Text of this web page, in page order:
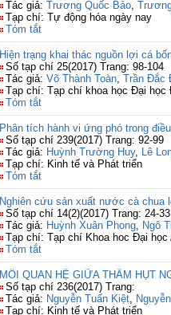
Tác giả: Trương Quốc Bảo,
Tạp chí: Tự động hóa ngày nay
Tóm tắt
Hiện trạng khai thác nguồn lợi cá
Số tạp chí 25(2017) Trang: 98-104
Tác giả: Võ Thành Toàn, Trần Đắc
Tạp chí: Tạp chí khoa học Đại học
Tóm tắt
Phân tích hành vi ứng phó trong
Số tạp chí 239(2017) Trang: 92-99
Tác giả: Huỳnh Trường Huy, Lê
Tạp chí: Kinh tế và Phát triển
Tóm tắt
Nghiên cứu sản xuất nước cà chua
Số tạp chí 14(2)(2017) Trang: 24-33
Tác giả: Huỳnh Xuân Phong, Ngô
Tạp chí: Tạp chí Khoa hoc Đại học
Tóm tắt
MỐI QUAN HỆ GIỮA THÂM HỤT
Số tạp chí 236(2017) Trang:
Tác giả: Nguyễn Tuấn Kiệt,
Tạp chí: Kinh tế và Phát triển